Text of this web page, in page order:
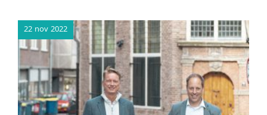
22 nov 2022